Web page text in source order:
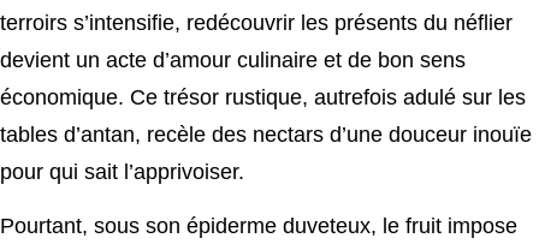
terroirs s’intensifie, redécouvrir les présents du néflier
devient un acte d’amour culinaire et de bon sens
économique. Ce trésor rustique, autrefois adulé sur les
tables d’antan, recèle des nectars d’une douceur inouïe
pour qui sait l’apprivoiser.
Pourtant, sous son épiderme duveteux, le fruit impose